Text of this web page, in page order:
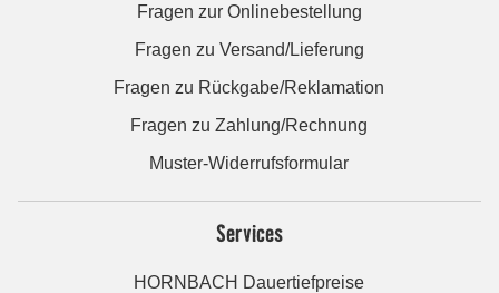
Fragen zur Onlinebestellung
Fragen zu Versand/Lieferung
Fragen zu Rückgabe/Reklamation
Fragen zu Zahlung/Rechnung
Muster-Widerrufsformular
Services
HORNBACH Dauertiefpreise